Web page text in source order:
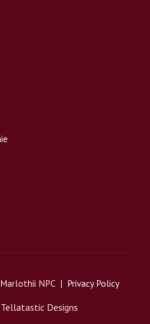
NPC | Privacy Policy
Tellatastic Designs